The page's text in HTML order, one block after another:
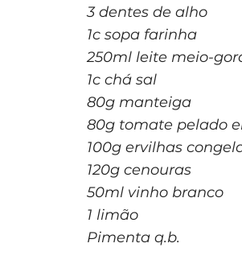
3 dentes de alho
1c sopa farinha
250ml leite meio-
1c chá sal
80g manteiga
80g tomate pelado
100g ervilhas
120g cenouras
50ml vinho branco
1 limão
Pimenta q.b.